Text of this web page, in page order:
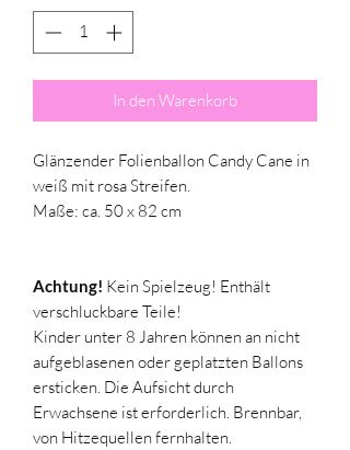
In den Warenkorb
Glänzender Folienballon Candy Cane in
weiß mit rosa Streifen.
Maße: ca. 50 x 82 cm
Achtung! Kein Spielzeug! Enthält
verschluckbare Teile!
Kinder unter 8 Jahren können an nicht
aufgeblasenen oder geplatzten Ballons
ersticken. Die Aufsicht durch
Erwachsene ist erforderlich. Brennbar,
von Hitzequellen fernhalten.